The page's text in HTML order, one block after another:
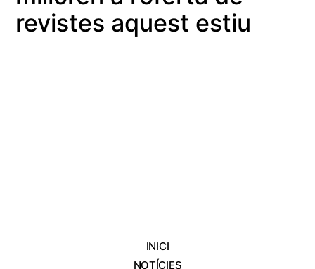
revistes aquest estiu
INICI
NOTÍCIES